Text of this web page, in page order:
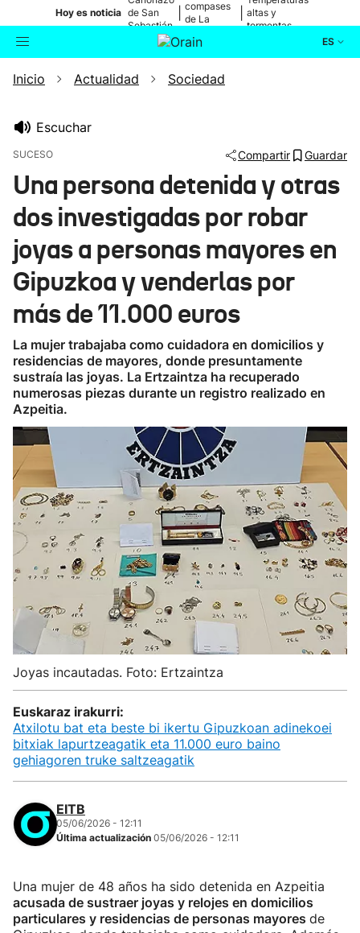
Hoy es noticia de San
Sebastián
compases
de La
altas y
tormentas
ES
Buscador Actualidad
Ikusmiran
Eguraldia
Inicio Actualidad Sociedad
Escuchar
SUCESO Compartir Guardar
Una persona detenida y otras
dos investigadas por robar
joyas a personas mayores en
Gipuzkoa y venderlas por
más de 11.000 euros
La mujer trabajaba como cuidadora en domicilios y
residencias de mayores, donde presuntamente
sustraía las joyas. La Ertzaintza ha recuperado
numerosas piezas durante un registro realizado en
Azpeitia.
Joyas incautadas. Foto: Ertzaintza
Euskaraz irakurri:
Atxilotu bat eta beste bi ikertu Gipuzkoan adinekoei
bitxiak lapurtzeagatik eta 11.000 euro baino
gehiagoren truke saltzeagatik
EITB
05/06/2026 - 12:11
Última actualización 05/06/2026 - 12:11
Una mujer de 48 años ha sido detenida en Azpeitia
acusada de sustraer joyas y relojes en domicilios
particulares y residencias de personas mayores de